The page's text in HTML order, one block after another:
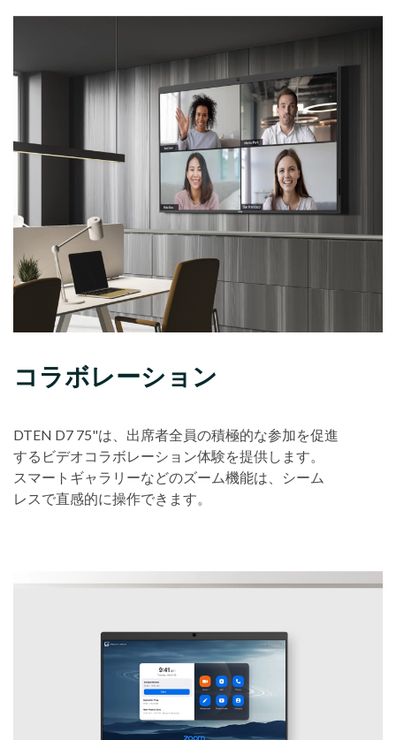
コラボレーション
DTEN D7 75"は、出席者全員の積極的な参加を促進
するビデオコラボレーション体験を提供します。
スマートギャラリーなどのズーム機能は、シーム
レスで直感的に操作できます。